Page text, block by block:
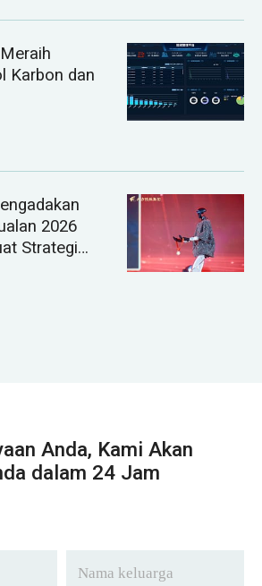
Karbon dan
2026
Strategi
Anda, Kami Akan
dalam 24 Jam